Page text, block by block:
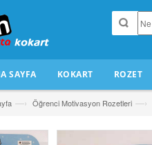
SAYFA KOKART ROZET
—› Öğrenci Motivasyon Rozetleri —›